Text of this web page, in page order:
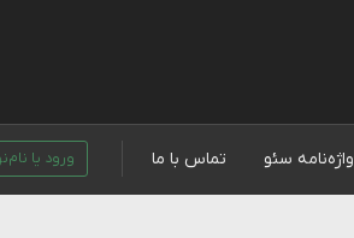
واژه‌نامه سئو تماس با ما ورود یا